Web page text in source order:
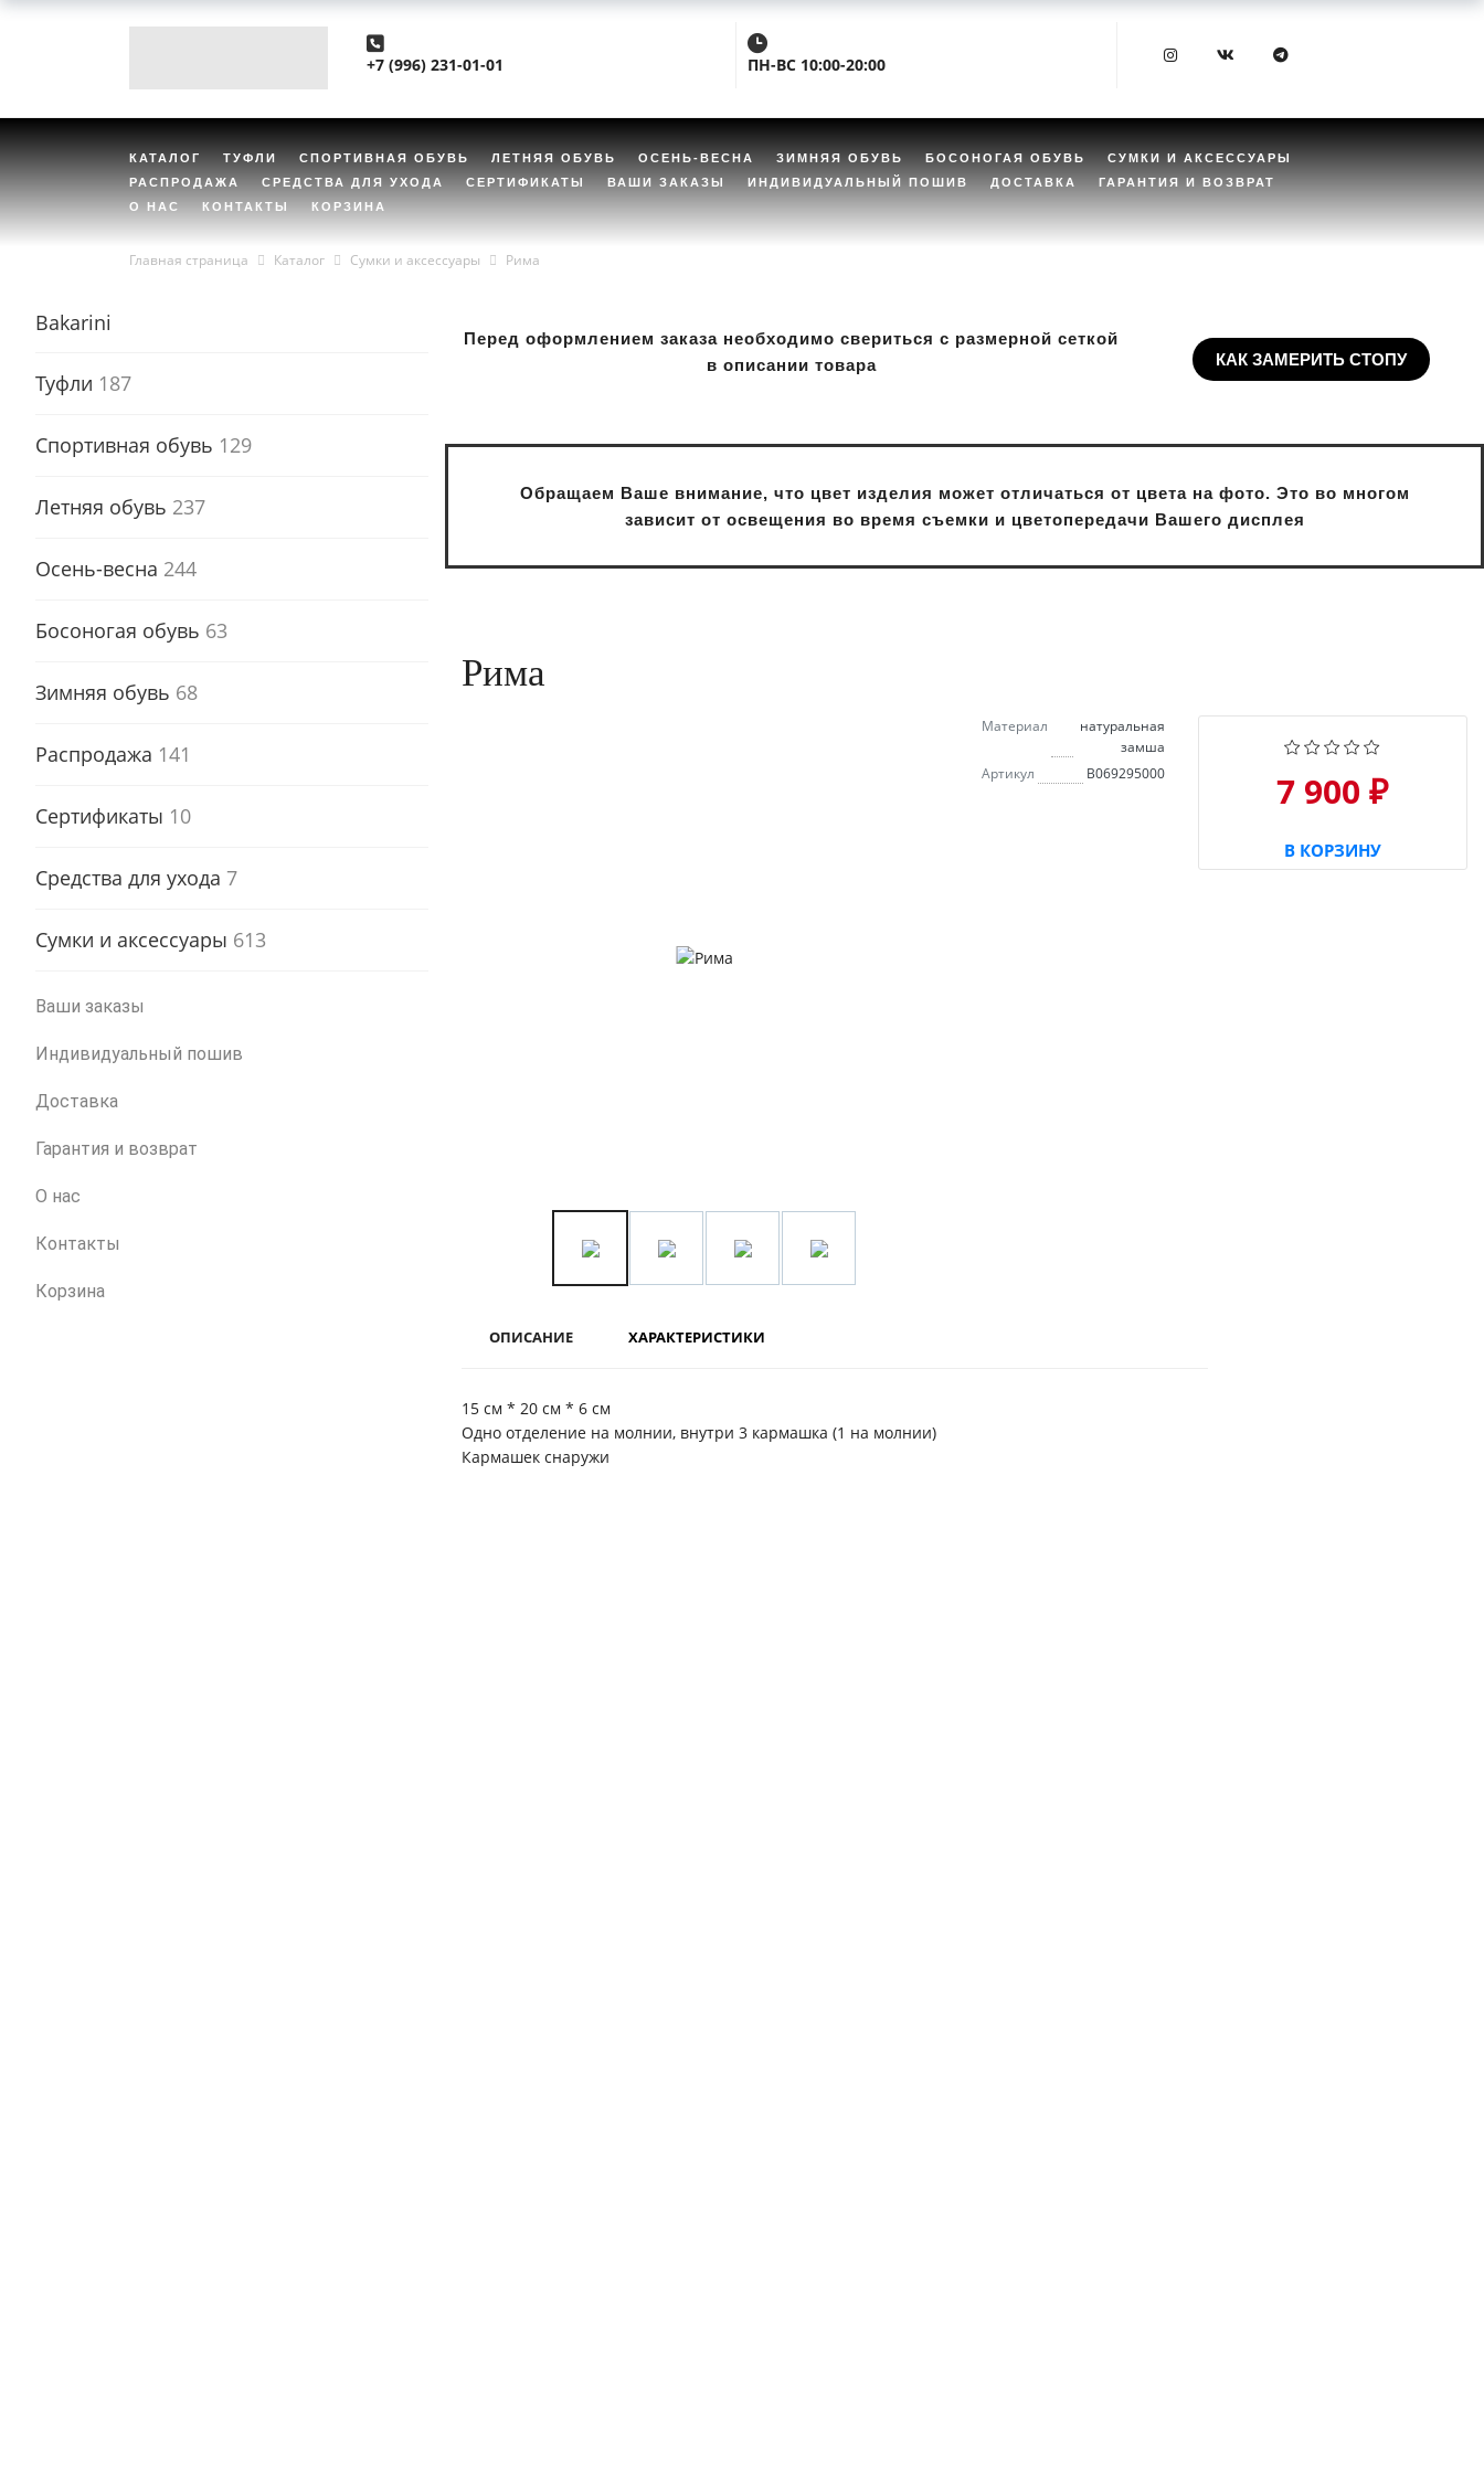
+7 (996) 231-01-01 ПН-ВС 10:00-20:00
КАТАЛОГ ТУФЛИ СПОРТИВНАЯ ОБУВЬ ЛЕТНЯЯ ОБУВЬ ОСЕНЬ-ВЕСНА ЗИМНЯЯ ОБУВЬ БОСОНОГАЯ ОБУВЬ
СУМКИ И АКСЕССУАРЫ
РАСПРОДАЖА
СРЕДСТВА ДЛЯ УХОДА СЕРТИФИКАТЫ ВАШИ ЗАКАЗЫ ИНДИВИДУАЛЬНЫЙ ПОШИВ ДОСТАВКА
ГАРАНТИЯ И ВОЗВРАТ
О НАС
КОНТАКТЫ КОРЗИНА
Главная страница Каталог Сумки и аксессуары Рима
Bakarini
Туфли 187
Спортивная обувь 129
Летняя обувь 237
Осень-весна 244
Босоногая обувь 63
Зимняя обувь 68
Распродажа 141
Сертификаты 10
Средства для ухода 7
Сумки и аксессуары 613
Ваши заказы
Индивидуальный пошив
Доставка
Гарантия и возврат
О нас
Контакты
Корзина
Перед оформлением заказа необходимо свериться с размерной сеткой
в описании товара
КАК ЗАМЕРИТЬ СТОПУ
Обращаем Ваше внимание, что цвет изделия может отличаться от цвета на фото. Это во многом
зависит от освещения во время съемки и цветопередачи Вашего дисплея
Рима
Материал
натуральная
замша
Артикул
B069295000 7 900 ₽
В КОРЗИНУ
ОПИСАНИЕ ХАРАКТЕРИСТИКИ
15 см * 20 см * 6 см
Одно отделение на молнии, внутри 3 кармашка (1 на молнии)
Кармашек снаружи